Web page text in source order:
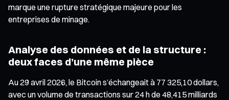
marque une rupture stratégique majeure pour les
entreprises de minage.
Analyse des données et de la structure :
deux faces d’une même pièce
Au 29 avril 2026, le Bitcoin s’échangeait à 77 325,10 dollars,
avec un volume de transactions sur 24 h de 48,415 milliards